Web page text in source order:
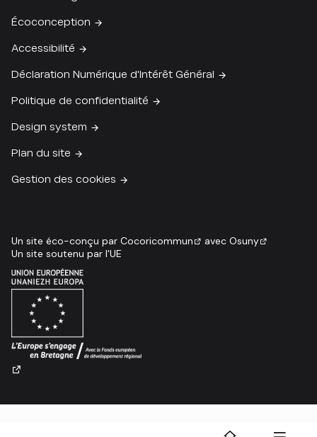
Écoconception
Accessibilité
Déclaration Numérique d'Intérêt Général
Politique de confidentialité
Design system
Plan du site
Gestion des cookies
Un site soutenu par l'UE
Un site éco-conçu par Cocoricommun avec Osuny